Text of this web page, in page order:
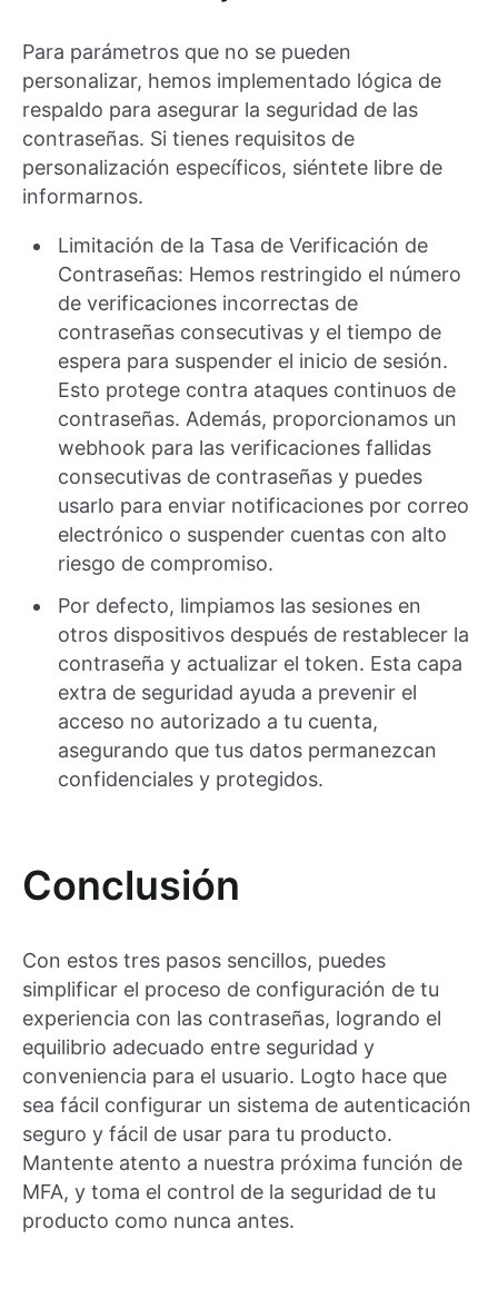
Para parámetros que no se pueden
personalizar, hemos implementado lógica de
respaldo para asegurar la seguridad de las
contraseñas. Si tienes requisitos de
personalización específicos, siéntete libre de
informarnos.
Limitación de la Tasa de Verificación de
Contraseñas: Hemos restringido el número
de verificaciones incorrectas de
contraseñas consecutivas y el tiempo de
espera para suspender el inicio de sesión.
Esto protege contra ataques continuos de
contraseñas. Además, proporcionamos un
webhook para las verificaciones fallidas
consecutivas de contraseñas y puedes
usarlo para enviar notificaciones por correo
electrónico o suspender cuentas con alto
riesgo de compromiso.
Por defecto, limpiamos las sesiones en
otros dispositivos después de restablecer la
contraseña y actualizar el token. Esta capa
extra de seguridad ayuda a prevenir el
acceso no autorizado a tu cuenta,
asegurando que tus datos permanezcan
confidenciales y protegidos.
Conclusión
Con estos tres pasos sencillos, puedes
simplificar el proceso de configuración de tu
experiencia con las contraseñas, logrando el
equilibrio adecuado entre seguridad y
conveniencia para el usuario. Logto hace que
sea fácil configurar un sistema de autenticación
seguro y fácil de usar para tu producto.
Mantente atento a nuestra próxima función de
MFA, y toma el control de la seguridad de tu
producto como nunca antes.